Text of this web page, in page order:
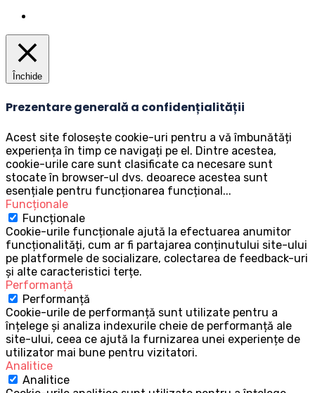
Închide
Prezentare generală a confidențialității
Acest site folosește cookie-uri pentru a vă îmbunătăți
experiența în timp ce navigați pe el. Dintre acestea,
cookie-urile care sunt clasificate ca necesare sunt
stocate în browser-ul dvs. deoarece acestea sunt
esențiale pentru funcționarea funcțional...
Funcționale
Funcționale
Cookie-urile funcționale ajută la efectuarea anumitor
funcționalități, cum ar fi partajarea conținutului site-ului
pe platformele de socializare, colectarea de feedback-uri
și alte caracteristici terțe.
Performanță
Performanță
Cookie-urile de performanță sunt utilizate pentru a
înțelege și analiza indexurile cheie de performanță ale
site-ului, ceea ce ajută la furnizarea unei experiențe de
utilizator mai bune pentru vizitatori.
Analitice
Analitice